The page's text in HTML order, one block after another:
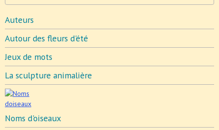
Auteurs
Autour des fleurs d'été
Jeux de mots
La sculpture animalière
Noms d'oiseaux